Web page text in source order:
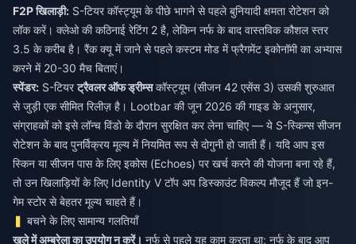
F2P खिलाड़ी: S-टियर कॉस्ट्यूम के पीछे भागने से पहले बुनियादी क्षमता रोटेशन को
लॉक करें। क्लेओ की कठिनाई रेटिंग 2 है, लेकिन नर्फ के बाद वास्तविक कौशल स्तर
3.5 के करीब है। रैंक क्यू में जाने से पहले कस्टम मोड में फ्रैगमेंट इकोनॉमी का अभ्यास
करने में 20-30 मैच बिताएं।
स्पेंडर: S-टियरट्रैवलर ऑफ ड्रीम्सकॉस्ट्यूम (सीजन 42 एसेंस 3) उसकी शुरुआत
से जुड़ी एक सीमित रिलीज़ है। Lootbar की जून 2026 की गाइड के अनुसार,
संग्राहकों को इसे लॉन्च विंडो के दौरान सुरक्षित कर लेना चाहिए — ये S-स्किन्स सीजन
रोटेशन के बाद पुनर्विक्रय मूल्य में नियमित रूप से दोगुनी हो जाती हैं। यदि आप इस
स्किन या सीजन पास के लिए इकोस (Echoes) पर खर्च करने की योजना बना रहे हैं,
तो उन खिलाड़ियों के लिए Identity V टॉप अप डिस्काउंट विकल्प मौजूद हैं जो इन-
गेम स्टोर से बेहतर मूल्य चाहते हैं।
बचने के लिए सामान्य गलतियाँ
खुले में अम्ब्रेला का उपयोग न करें। नर्फ से पहले यह काम करता था; नर्फ के बाद आप